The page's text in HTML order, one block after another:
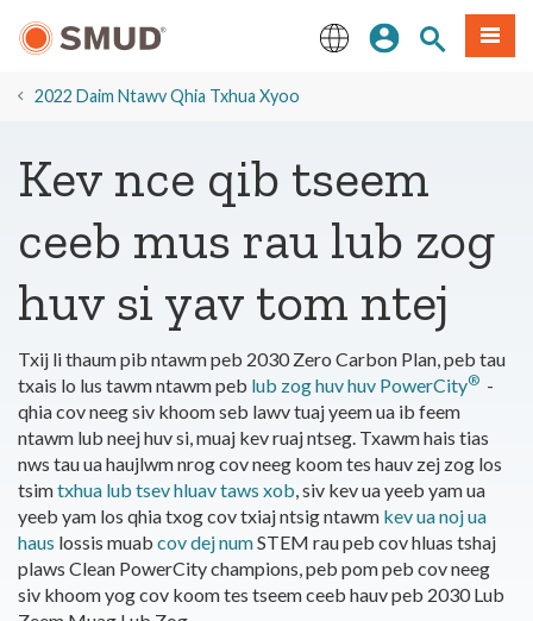
mus
Cov
Tseem
Ceeb
Kos Npe
Nrhiav
2022 Daim Ntawv Qhia Txhua Xyoo
Kev nce qib tseem
ceeb mus rau lub zog
huv si yav tom ntej
Txij li thaum pib ntawm peb 2030 Zero Carbon Plan, peb tau
txais lo lus tawm ntawm peb lub zog huv huv PowerCity® -
qhia cov neeg siv khoom seb lawv tuaj yeem ua ib feem
ntawm lub neej huv si, muaj kev ruaj ntseg. Txawm hais tias
nws tau ua haujlwm nrog cov neeg koom tes hauv zej zog los
tsimtxhua lub tsev hluav taws xob, siv kev ua yeeb yam ua
yeeb yam los qhia txog cov txiaj ntsig ntawm kev ua noj ua
haus lossis muab cov dej numSTEM rau peb cov hluas tshaj
plaws Clean PowerCity champions, peb pom peb cov neeg
siv khoom yog cov koom tes tseem ceeb hauv peb 2030 Lub